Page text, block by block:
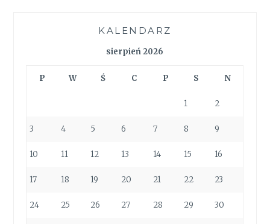
KALENDARZ
sierpień 2026
P W Ś C P S N
1 2
3 4 5 6 7 8 9
10 11 12 13 14 15 16
17 18 19 20 21 22 23
24 25 26 27 28 29 30